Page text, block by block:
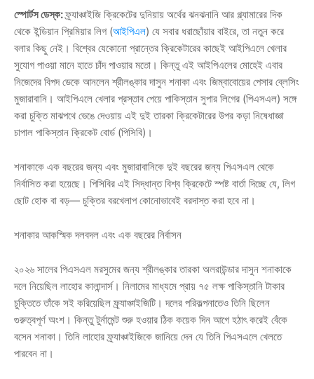
স্পোর্টস ডেস্ক:ফ্র্যাঞ্চাইজি ক্রিকেটের দুনিয়ায় অর্থের ঝনঝনানি আর গ্ল্যামারের দিক
থেকে ইন্ডিয়ান প্রিমিয়ার লিগ (আইপিএল) যে সবার ধরাছোঁয়ার বাইরে, তা নতুন করে
বলার কিছু নেই। বিশ্বের যেকোনো প্রান্তের ক্রিকেটারের কাছেই আইপিএলে খেলার
সুযোগ পাওয়া মানে হাতে চাঁদ পাওয়ার মতো। কিন্তু এই আইপিএলের মোহেই এবার
নিজেদের বিপদ ডেকে আনলেন শ্রীলঙ্কার দাসুন শনাকা এবং জিম্বাবোয়ের পেসার ব্লেসিং
মুজারাবানি। আইপিএলে খেলার প্রস্তাব পেয়ে পাকিস্তান সুপার লিগের (পিএসএল) সঙ্গে
করা চুক্তি মাঝপথে ভেঙে দেওয়ায় এই দুই তারকা ক্রিকেটারের উপর কড়া নিষেধাজ্ঞা
চাপাল পাকিস্তান ক্রিকেট বোর্ড (পিসিবি)।
শনাকাকে এক বছরের জন্য এবং মুজারাবানিকে দুই বছরের জন্য পিএসএল থেকে
নির্বাসিত করা হয়েছে। পিসিবির এই সিদ্ধান্ত বিশ্ব ক্রিকেটে স্পষ্ট বার্তা দিচ্ছে যে, লিগ
ছোট হোক বা বড়— চুক্তির বরখেলাপ কোনোভাবেই বরদাস্ত করা হবে না।
শনাকার আকস্মিক দলবদল এবং এক বছরের নির্বাসন
২০২৬ সালের পিএসএল মরসুমের জন্য শ্রীলঙ্কার তারকা অলরাউন্ডার দাসুন শনাকাকে
দলে নিয়েছিল লাহোর কালান্দার্স। নিলামের মাধ্যমে প্রায় ৭৫ লক্ষ পাকিস্তানি টাকার
চুক্তিতে তাঁকে সই করিয়েছিল ফ্র্যাঞ্চাইজিটি। দলের পরিকল্পনাতেও তিনি ছিলেন
গুরুত্বপূর্ণ অংশ। কিন্তু টুর্নামেন্ট শুরু হওয়ার ঠিক কয়েক দিন আগে হঠাৎ করেই বেঁকে
বসেন শনাকা। তিনি লাহোর ফ্র্যাঞ্চাইজিকে জানিয়ে দেন যে তিনি পিএসএলে খেলতে
পারবেন না।